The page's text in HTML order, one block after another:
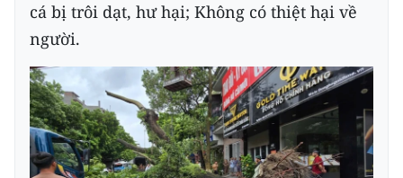
cá bị trôi dạt, hư hại; Không có thiệt hại về
người.